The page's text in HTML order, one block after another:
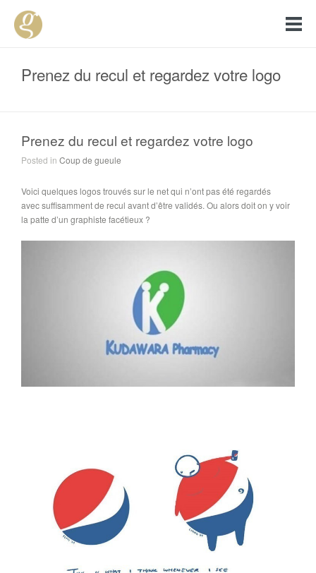
Prenez du recul et regardez votre logo
Prenez du recul et regardez votre logo
Posted in Coup de gueule
Voici quelques logos trouvés sur le net qui n’ont pas été regardés
avec suffisamment de recul avant d’être validés. Ou alors doit on y voir
la patte d’un graphiste facétieux ?